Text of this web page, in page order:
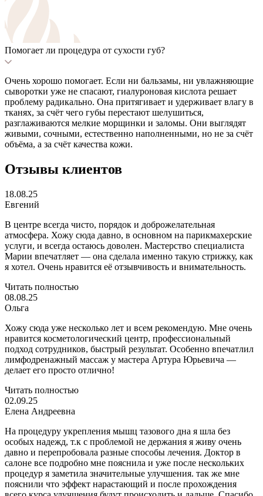
Помогает ли процедура от сухости губ?
Очень хорошо помогает. Если ни бальзамы, ни увлажняющие
сыворотки уже не спасают, гиалуроновая кислота решает
проблему радикально. Она притягивает и удерживает влагу в
тканях, за счёт чего губы перестают шелушиться,
разглаживаются мелкие морщинки и заломы. Они выглядят
живыми, сочными, естественно наполненными, но не за счёт
объёма, а за счёт качества кожи.
Отзывы клиентов
18.08.25
Евгений
В центре всегда чисто, порядок и доброжелательная
атмосфера. Хожу сюда давно, в основном на парикмахерские
услуги, и всегда остаюсь доволен. Мастерство специалиста
Марии впечатляет — она сделала именно такую стрижку, как
я хотел. Очень нравится её отзывчивость и внимательность.
Читать полностью
08.08.25
Ольга
Хожу сюда уже несколько лет и всем рекомендую. Мне очень
нравится косметологический центр, профессиональный
подход сотрудников, быстрый результат. Особенно впечатлил
лимфодренажный массаж у мастера Артура Юрьевича —
делает его просто отлично!
Читать полностью
02.09.25
Елена Андреевна
На процедуру укрепления мышц тазового дна я шла без
особых надежд, т.к с проблемой не держания я живу очень
давно и перепробовала разные способы лечения. Доктор в
салоне все подробно мне пояснила и уже после нескольких
процедур я заметила значительные улучшения. так же мне
пояснили что эффект нарастающий и после прохождения